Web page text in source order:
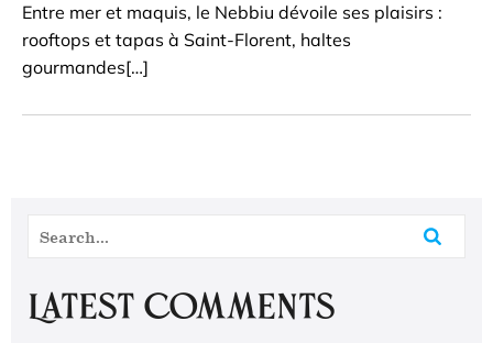
Entre mer et maquis, le Nebbiu dévoile ses plaisirs :
rooftops et tapas à Saint-Florent, haltes
gourmandes[…]
Latest Comments